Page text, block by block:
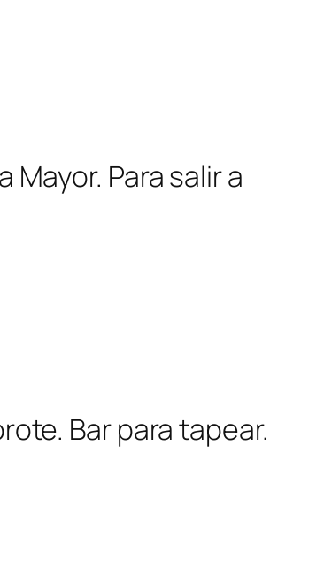
Mayor. Para salir a
Bar para tapear.